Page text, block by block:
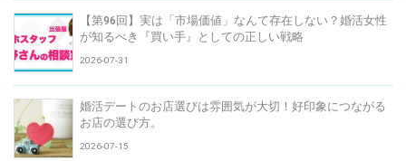
【第96回】実は「市場価値」なんて存在しない？婚活女性
が知るべき『買い手』としての正しい戦略
2026-07-31
婚活デートのお店選びは雰囲気が大切！好印象につながる
お店の選び方。
2026-07-15